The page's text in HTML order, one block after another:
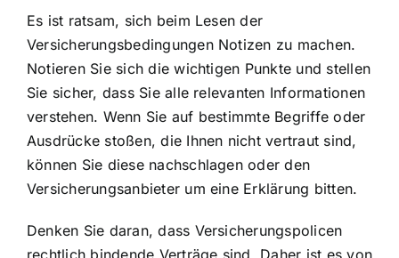
Es ist ratsam, sich beim Lesen der
Versicherungsbedingungen Notizen zu machen.
Notieren Sie sich die wichtigen Punkte und stellen
Sie sicher, dass Sie alle relevanten Informationen
verstehen. Wenn Sie auf bestimmte Begriffe oder
Ausdrücke stoßen, die Ihnen nicht vertraut sind,
können Sie diese nachschlagen oder den
Versicherungsanbieter um eine Erklärung bitten.
Denken Sie daran, dass Versicherungspolicen